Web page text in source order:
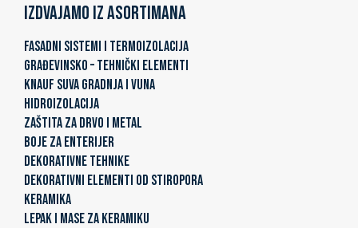
Izdvajamo iz asortimana
FASADNI SISTEMI I TERMOIZOLACIJA
GRAĐEVINSKO – TEHNIČKI ELEMENTI
KNAUF SUVA GRADNJA I VUNA
HIDROIZOLACIJA
ZAŠTITA ZA DRVO I METAL
BOJE ZA ENTERIJER
DEKORATIVNE TEHNIKE
DEKORATIVNI ELEMENTI OD STIROPORA
KERAMIKA
LEPAK I MASE ZA KERAMIKU